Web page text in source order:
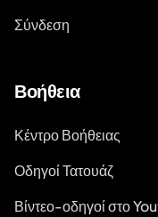
Σύνδεση
Βοήθεια
Κέντρο Βοήθειας
Οδηγοί Τατουάζ
Βίντεο-οδηγοί στο